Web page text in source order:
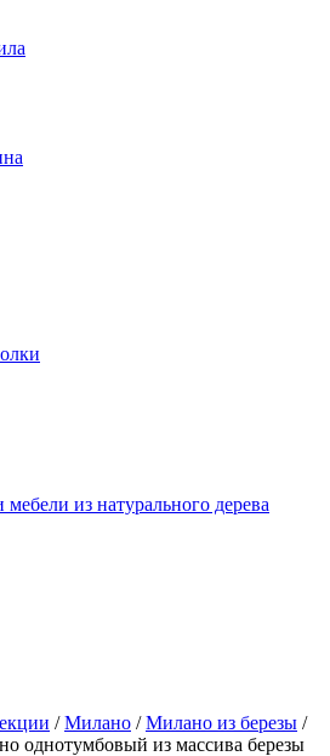
из натурального дерева
/Милано /Милано из березы /
однотумбовый из массива березы